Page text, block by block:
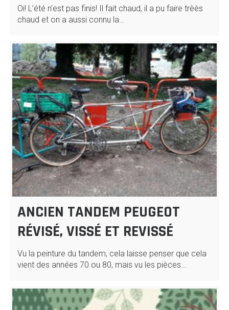
Oi! L’été n’est pas finis! Il fait chaud, il a pu faire trèès
chaud et on a aussi connu la…
ANCIEN TANDEM PEUGEOT
RÉVISÉ, VISSÉ ET REVISSÉ
Vu la peinture du tandem, cela laisse penser que cela
vient des années 70 ou 80, mais vu les pièces…